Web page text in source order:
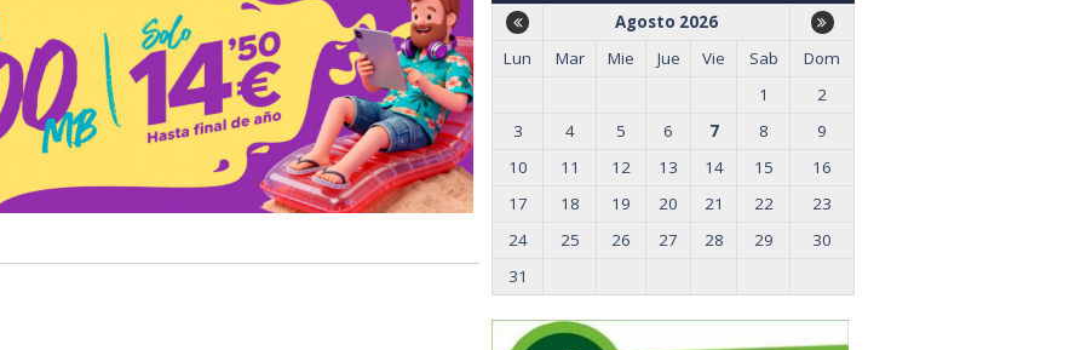
Agosto 2026
Lun
Mar Mie Jue Vie Sab
Dom
1
2
3
4 5 6 7 8
9
10
11 12 13 14 15
16
17
18 19 20 21 22
23
24
25 26 27 28 29
30
31